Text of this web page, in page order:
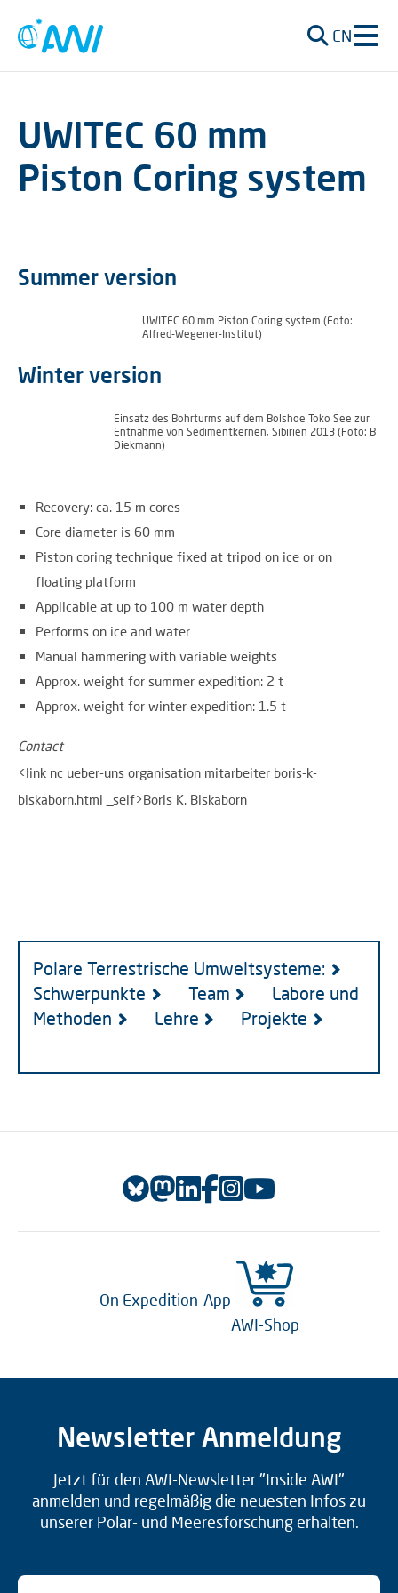
EN
UWITEC 60 mm
Piston Coring system
Summer version
UWITEC 60 mm Piston Coring system (Foto:
Alfred-Wegener-Institut)
Winter version
Einsatz des Bohrturms auf dem Bolshoe Toko See zur
Entnahme von Sedimentkernen, Sibirien 2013 (Foto: B
Diekmann)
Recovery: ca. 15 m cores
Core diameter is 60 mm
Piston coring technique fixed at tripod on ice or on
floating platform
Applicable at up to 100 m water depth
Performs on ice and water
Manual hammering with variable weights
Approx. weight for summer expedition: 2 t
Approx. weight for winter expedition: 1.5 t
Contact
<link nc ueber-uns organisation mitarbeiter boris-k-
biskaborn.html _self>Boris K. Biskaborn
Polare Terrestrische Umweltsysteme:
Schwerpunkte
Team
Labore und
Methoden
Lehre Projekte
On Expedition-App
AWI-Shop
Newsletter Anmeldung
Jetzt für den AWI-Newsletter "Inside AWI"
anmelden und regelmäßig die neuesten Infos zu
unserer Polar- und Meeresforschung erhalten.